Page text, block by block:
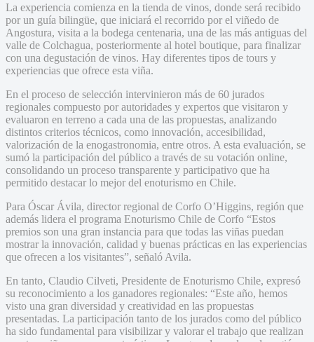
La experiencia comienza en la tienda de vinos, donde será recibido
por un guía bilingüe, que iniciará el recorrido por el viñedo de
Angostura, visita a la bodega centenaria, una de las más antiguas del
valle de Colchagua, posteriormente al hotel boutique, para finalizar
con una degustación de vinos. Hay diferentes tipos de tours y
experiencias que ofrece esta viña.
En el proceso de selección intervinieron más de 60 jurados
regionales compuesto por autoridades y expertos que visitaron y
evaluaron en terreno a cada una de las propuestas, analizando
distintos criterios técnicos, como innovación, accesibilidad,
valorización de la enogastronomia, entre otros. A esta evaluación, se
sumó la participación del público a través de su votación online,
consolidando un proceso transparente y participativo que ha
permitido destacar lo mejor del enoturismo en Chile.
Para Óscar Ávila, director regional de Corfo O’Higgins, región que
además lidera el programa Enoturismo Chile de Corfo “Estos
premios son una gran instancia para que todas las viñas puedan
mostrar la innovación, calidad y buenas prácticas en las experiencias
que ofrecen a los visitantes”, señaló Avila.
En tanto, Claudio Cilveti, Presidente de Enoturismo Chile, expresó
su reconocimiento a los ganadores regionales: “Este año, hemos
visto una gran diversidad y creatividad en las propuestas
presentadas. La participación tanto de los jurados como del público
ha sido fundamental para visibilizar y valorar el trabajo que realizan